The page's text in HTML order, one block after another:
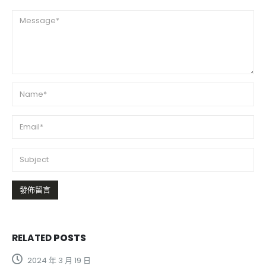
RELATEDPOSTS
2024 年 3 月 19 日